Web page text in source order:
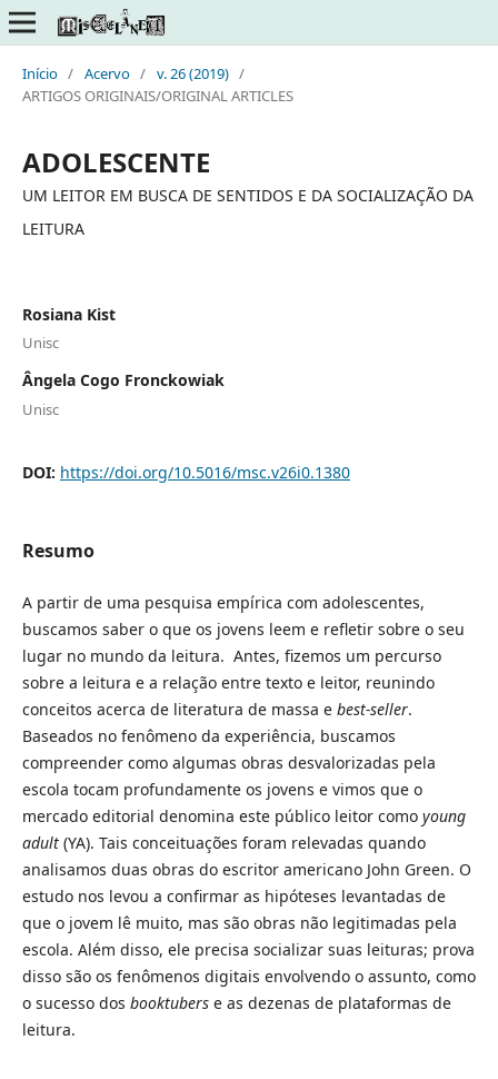
Início / Acervo / v. 26 (2019) /
ARTIGOS ORIGINAIS/ORIGINAL ARTICLES
ADOLESCENTE
UM LEITOR EM BUSCA DE SENTIDOS E DA SOCIALIZAÇÃO DA
LEITURA
Rosiana Kist
Unisc
Ângela Cogo Fronckowiak
Unisc
DOI: https://doi.org/10.5016/msc.v26i0.1380
Resumo
A partir de uma pesquisa empírica com adolescentes,
buscamos saber o que os jovens leem e refletir sobre o seu
lugar no mundo da leitura. Antes, fizemos um percurso
sobre a leitura e a relação entre texto e leitor, reunindo
conceitos acerca de literatura de massa e best-seller.
Baseados no fenômeno da experiência, buscamos
compreender como algumas obras desvalorizadas pela
escola tocam profundamente os jovens e vimos que o
mercado editorial denomina este público leitor como young
adult(YA). Tais conceituações foram relevadas quando
analisamos duas obras do escritor americano John Green. O
estudo nos levou a confirmar as hipóteses levantadas de
que o jovem lê muito, mas são obras não legitimadas pela
escola. Além disso, ele precisa socializar suas leituras; prova
disso são os fenômenos digitais envolvendo o assunto, como
o sucesso dos booktuberse as dezenas de plataformas de
leitura.